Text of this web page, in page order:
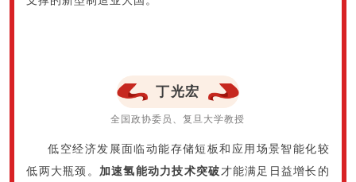
丁光宏
全国政协委员、复旦大学教授
低空经济发展面临动能存储短板和应用场景智能化较
低两大瓶颈。 加速氢能动力技术突破才能满足日益增长的